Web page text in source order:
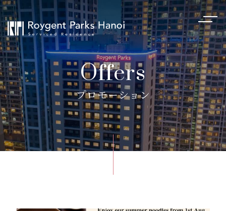
Offers
プロモーション